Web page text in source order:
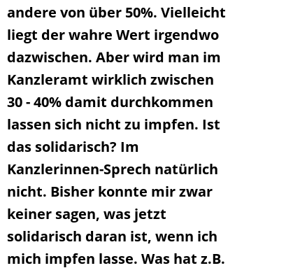
andere von über 50%. Vielleicht
liegt der wahre Wert irgendwo
dazwischen. Aber wird man im
Kanzleramt wirklich zwischen
30 - 40% damit durchkommen
lassen sich nicht zu impfen. Ist
das solidarisch? Im
Kanzlerinnen-Sprech natürlich
nicht. Bisher konnte mir zwar
keiner sagen, was jetzt
solidarisch daran ist, wenn ich
mich impfen lasse. Was hat z.B.